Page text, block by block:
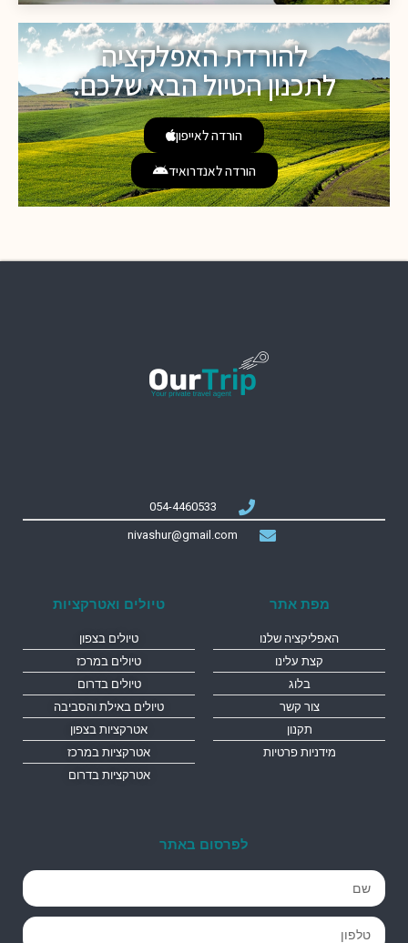
להורדת האפלקציה
לתכנון הטיול הבא שלכם.
הורדה לאייפון
הורדה לאנדרואיד
054-4460533
nivashur@gmail.com
מפת אתר
האפליקציה שלנו
קצת עלינו
בלוג
צור קשר
תקנון
מידניות פרטיות
טיולים ואטרקציות
טיולים בצפון
טיולים במרכז
טיולים בדרום
טיולים באילת והסביבה
אטרקציות בצפון
אטרקציות במרכז
אטרקציות בדרום
לפרסום באתר